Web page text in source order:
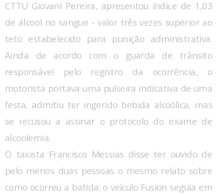
CTTU Giovani Pereira, apresentou índice de 1,03
de álcool no sangue - valor três vezes superior ao
teto estabelecido para punição administrativa.
Ainda de acordo com o guarda de trânsito
responsável pelo registro da ocorrência, o
motorista portava uma pulseira indicativa de uma
festa, admitiu ter ingerido bebida alcoólica, mas
se recusou a assinar o protocolo do exame de
alcoolemia.
O taxista Francisco Messias disse ter ouvido de
pelo menos duas pessoas o mesmo relato sobre
como ocorreu a batida: o veículo Fusion seguia em